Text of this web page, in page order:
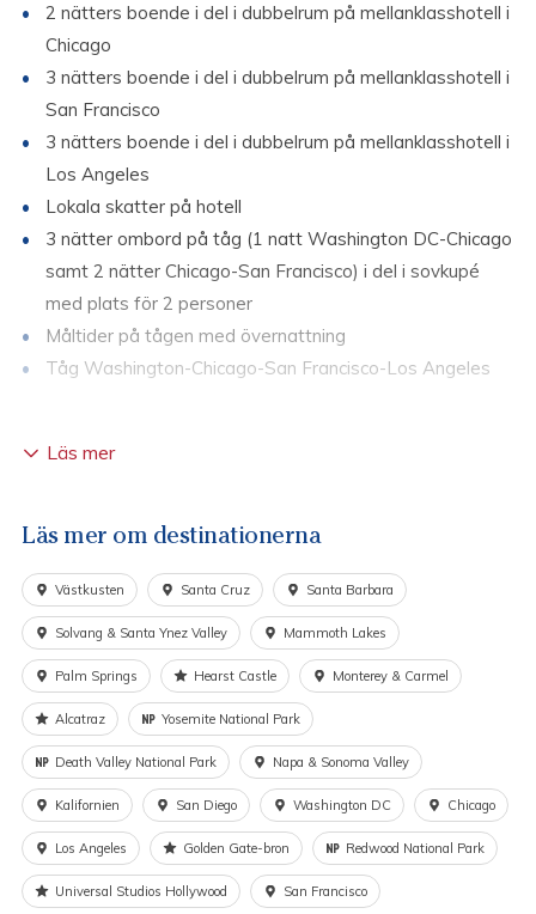
2 nätters boende i del i dubbelrum på mellanklasshotell i
Chicago
3 nätters boende i del i dubbelrum på mellanklasshotell i
San Francisco
3 nätters boende i del i dubbelrum på mellanklasshotell i
Los Angeles
Lokala skatter på hotell
3 nätter ombord på tåg (1 natt Washington DC-Chicago
samt 2 nätter Chicago-San Francisco) i del i sovkupé
med plats för 2 personer
Måltider på tågen med övernattning
Tåg Washington-Chicago-San Francisco-Los Angeles
Göteborg tillägg ca 400:-/person, Köpenhamn tillägg ca 1
priset är att se som ett cirkapris. Tågen med sovkupé blir
ofta snabbt fullbokade vilket gör att vi starkt
rekommenderar att boka i extra god tid.
Avresor: Dagligen
Passar inte reseförslaget eller du vill göra en egen
kombination är det enkelt att justera eller förlänga resan
och vi skräddarsyr som just du vill ha den. Kanske önskar ni
fler nätter, besöka andra orter och då ha en annan
resväg? Kontakta våra reseproffs för prisuppgift och
reseförslag.
I priset ingår ej:
Läs mer
Läs mer om destinationerna
Västkusten Santa Cruz Santa Barbara
Solvang & Santa Ynez Valley Mammoth Lakes
Palm Springs Hearst Castle Monterey & Carmel
Alcatraz Yosemite National Park
Death Valley National Park Napa & Sonoma Valley
Kalifornien San Diego Washington DC Chicago
Los Angeles Golden Gate-bron Redwood National Park
Universal Studios Hollywood San Francisco